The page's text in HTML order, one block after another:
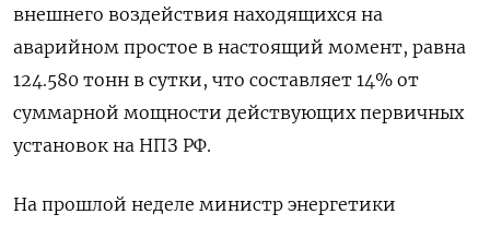
внешнего воздействия находящихся на
аварийном простое в настоящий момент, равна
124.580 тонн в сутки, что составляет 14% от
суммарной мощности действующих первичных
установок на НПЗ РФ.
На прошлой неделе министр энергетики